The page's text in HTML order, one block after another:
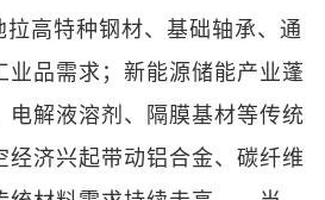
拉高特种钢材、基础轴承、通
业品需求；新能源储能产业蓬
电解液溶剂、隔膜基材等传统
经济兴起带动铝合金、碳纤维